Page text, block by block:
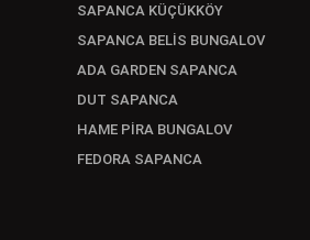
SAPANCA KÜÇÜKKÖY
SAPANCA BELİS BUNGALOV
ADA GARDEN SAPANCA
DUT SAPANCA
HAME PİRA BUNGALOV
FEDORA SAPANCA